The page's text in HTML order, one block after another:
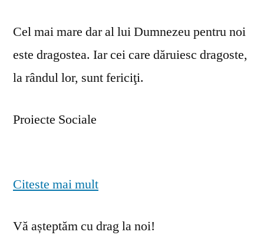
Cel mai mare dar al lui Dumnezeu pentru noi
este dragostea. Iar cei care dăruiesc dragoste,
la rândul lor, sunt fericiţi.
Proiecte Sociale
Citeste mai mult
Vă așteptăm cu drag la noi!